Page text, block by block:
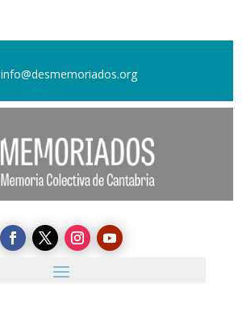
info@desmemoriados.org